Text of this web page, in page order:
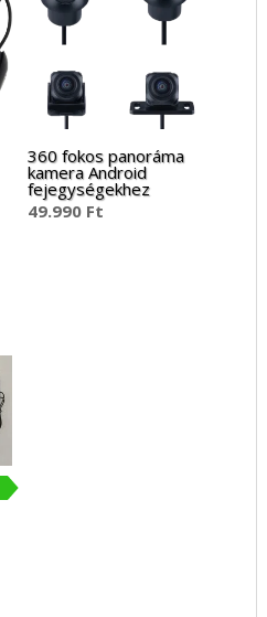
360 fokos panoráma
kamera Android
fejegységekhez
49.990 Ft